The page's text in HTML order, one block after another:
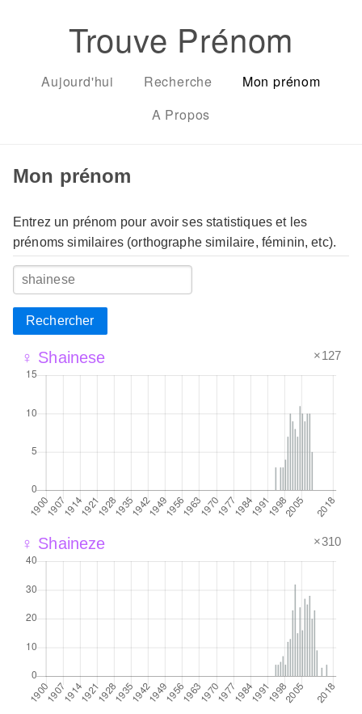
Trouve Prénom
Aujourd'hui Recherche
Mon prénom
A Propos
Mon prénom
Entrez un prénom pour avoir ses statistiques et les
prénoms similaires (orthographe similaire, féminin, etc).
Rechercher
♀ Shainese ×127
♀ Shaineze ×310